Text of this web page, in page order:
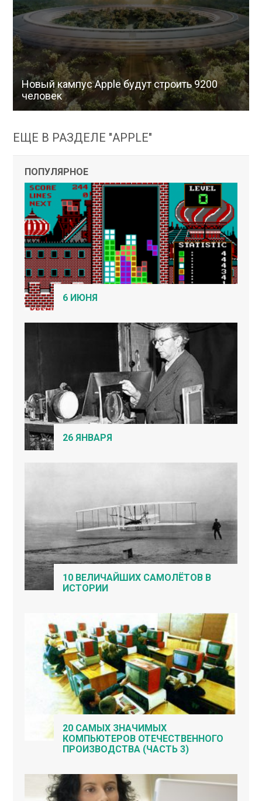
Новый кампус Apple будут строить 9200
человек
ЕЩЕ В РАЗДЕЛЕ "APPLE"
ПОПУЛЯРНОЕ
6 ИЮНЯ
26 ЯНВАРЯ
10 ВЕЛИЧАЙШИХ САМОЛЁТОВ В
ИСТОРИИ
20 САМЫХ ЗНАЧИМЫХ
КОМПЬЮТЕРОВ ОТЕЧЕСТВЕННОГО
ПРОИЗВОДСТВА (ЧАСТЬ 3)